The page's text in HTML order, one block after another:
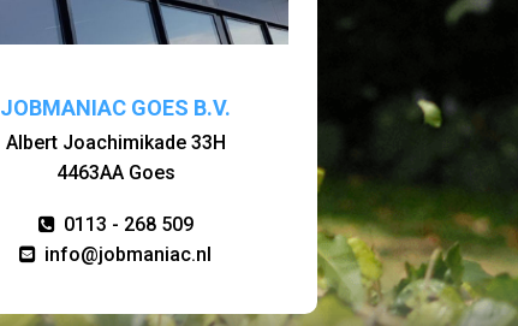
JOBMANIAC GOES B.V.
Albert Joachimikade 33H
4463AA Goes
0113 - 268 509
info@jobmaniac.nl